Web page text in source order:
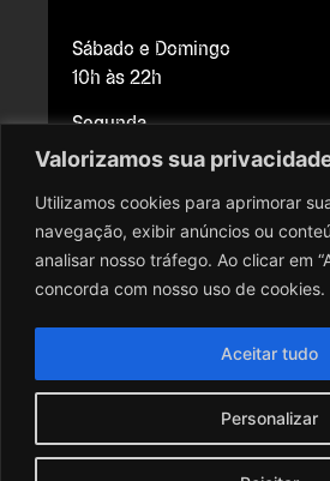
Valorizamos sua
Utilizamos cookies para aprimorar
navegação, exibir anúncios ou
analisar nosso tráfego. Ao clicar em
concorda com nosso uso de cookies.
Personalizar
Aceitar tudo
Sábado e Domingo
10h às 22h
Segunda
Fechado para manutenção
Copyright © 2026 Cine Brasília. Todos
Todo o conteúdo do site, todas as
dress, aqui veiculados são de
Brasília. É vedada qualquer
qualquer elemento de identidade, sem
violação de qualquer direito